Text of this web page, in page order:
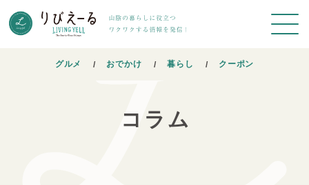
グルメ おでかけ 暮らし クーポン
コラム